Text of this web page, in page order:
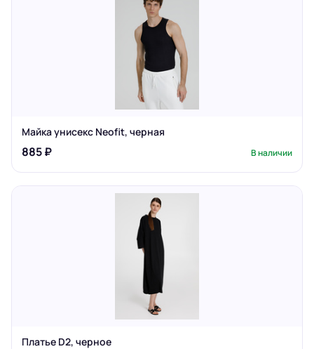
Майка унисекс Neofit, черная
885 ₽ В наличии
Платье D2, черное